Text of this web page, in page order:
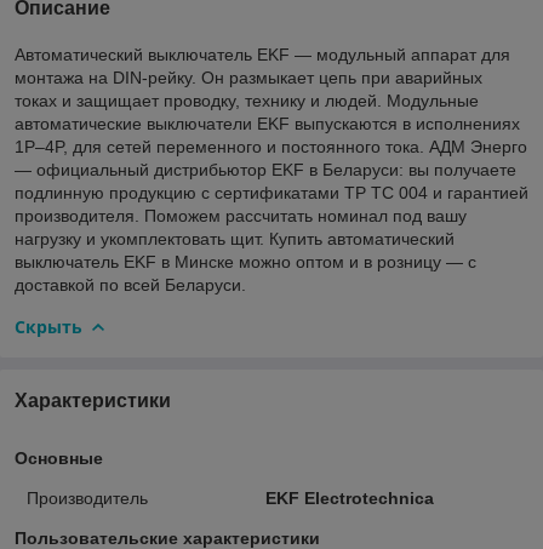
Описание
Автоматический выключатель EKF — модульный аппарат для
монтажа на DIN-рейку. Он размыкает цепь при аварийных
токах и защищает проводку, технику и людей. Модульные
автоматические выключатели EKF выпускаются в исполнениях
1P–4P, для сетей переменного и постоянного тока. АДМ Энерго
— официальный дистрибьютор EKF в Беларуси: вы получаете
подлинную продукцию с сертификатами ТР ТС 004 и гарантией
производителя. Поможем рассчитать номинал под вашу
нагрузку и укомплектовать щит. Купить автоматический
выключатель EKF в Минске можно оптом и в розницу — с
доставкой по всей Беларуси.
Скрыть
Характеристики
Основные
Производитель EKF Electrotechnica
Пользовательские характеристики